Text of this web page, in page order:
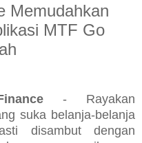
Memudahkan
MTF Go
- Rayakan
suka belanja-belanja
disambut dengan